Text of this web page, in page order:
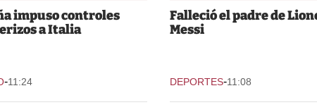
impuso controles
a Italia
-11:24
Falleció el padre de
Messi
DEPORTES-11:08